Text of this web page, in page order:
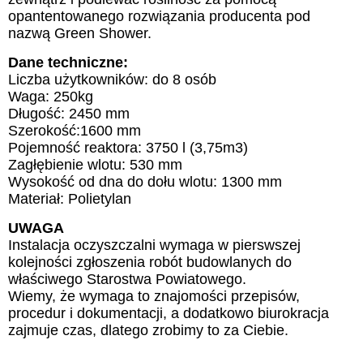
opantentowanego rozwiązania producenta pod
nazwą Green Shower.
Dane techniczne:
Liczba użytkowników: do 8 osób
Waga: 250kg
Długość: 2450 mm
Szerokość:1600 mm
Pojemność reaktora: 3750 l (3,75m3)
Zagłębienie wlotu: 530 mm
Wysokość od dna do dołu wlotu: 1300 mm
Materiał: Polietylan
UWAGA
Instalacja oczyszczalni wymaga w pierswszej
kolejności zgłoszenia robót budowlanych do
właściwego Starostwa Powiatowego.
Wiemy, że wymaga to znajomości przepisów,
procedur i dokumentacji, a dodatkowo biurokracja
zajmuje czas, dlatego zrobimy to za Ciebie.